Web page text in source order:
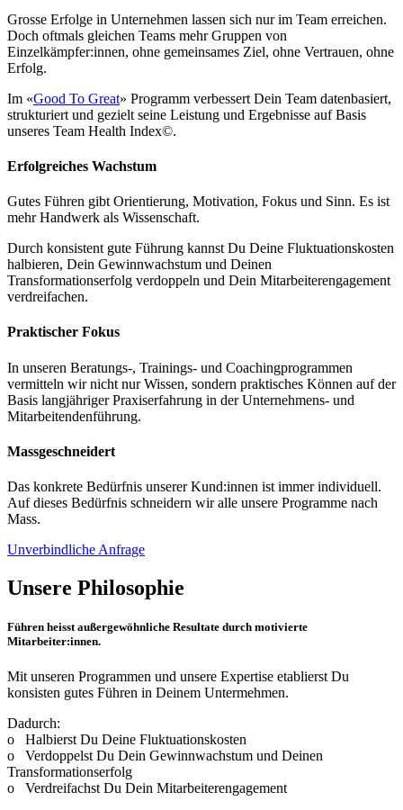
Grosse Erfolge in Unternehmen lassen sich nur im Team erreichen.
Doch oftmals gleichen Teams mehr Gruppen von
Einzelkämpfer:innen, ohne gemeinsames Ziel, ohne Vertrauen, ohne
Erfolg.
Im «Good To Great» Programm verbessert Dein Team datenbasiert,
strukturiert und gezielt seine Leistung und Ergebnisse auf Basis
unseres Team Health Index©.
Erfolgreiches Wachstum
Gutes Führen gibt Orientierung, Motivation, Fokus und Sinn. Es ist
mehr Handwerk als Wissenschaft.
Durch konsistent gute Führung kannst Du Deine Fluktuationskosten
halbieren, Dein Gewinnwachstum und Deinen
Transformationserfolg verdoppeln und Dein Mitarbeiterengagement
verdreifachen.
Praktischer Fokus
In unseren Beratungs-, Trainings- und Coachingprogrammen
vermitteln wir nicht nur Wissen, sondern praktisches Können auf der
Basis langjähriger Praxiserfahrung in der Unternehmens- und
Mitarbeitendenführung.
Massgeschneidert
Das konkrete Bedürfnis unserer Kund:innen ist immer individuell.
Auf dieses Bedürfnis schneidern wir alle unsere Programme nach
Mass.
Unverbindliche Anfrage
Unsere Philosophie
Führen heisst außergewöhnliche Resultate durch motivierte
Mitarbeiter:innen.
Mit unseren Programmen und unsere Expertise etablierst Du
konsisten gutes Führen in Deinem Untermehmen.
Dadurch:
o Halbierst Du Deine Fluktuationskosten
o Verdoppelst Du Dein Gewinnwachstum und Deinen
Transformationserfolg
o Verdreifachst Du Dein Mitarbeiterengagement